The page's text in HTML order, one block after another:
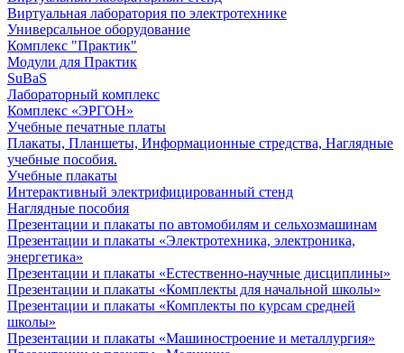
Виртуальная лаборатория по электротехнике
Универсальное оборудование
Комплекс "Практик"
Модули для Практик
SuBaS
Лабораторный комплекс
Комплекс «ЭРГОН»
Учебные печатные платы
Плакаты, Планшеты, Информационные стредства, Наглядные
учебные пособия.
Учебные плакаты
Интерактивный электрифицированный стенд
Наглядные пособия
Презентации и плакаты по автомобилям и сельхозмашинам
Презентации и плакаты «Электротехника, электроника,
энергетика»
Презентации и плакаты «Естественно-научные дисциплины»
Презентации и плакаты «Комплекты для начальной школы»
Презентации и плакаты «Комплекты по курсам средней
школы»
Презентации и плакаты «Машиностроение и металлургия»